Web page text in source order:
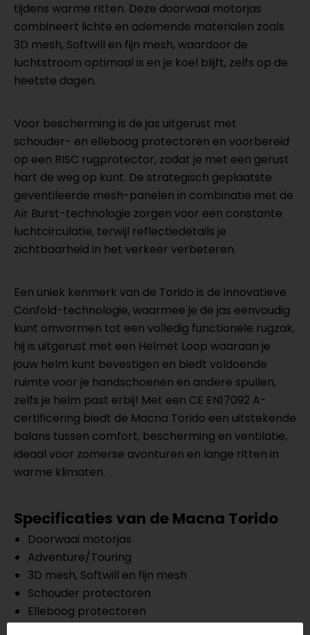
tijdens warme ritten. Deze doorwaai motorjas
combineert lichte en ademende materialen zoals
3D mesh, Softwill en fijn mesh, waardoor de
luchtstroom optimaal is en je koel blijft, zelfs op de
heetste dagen.
Voor bescherming is de jas uitgerust met
schouder- en elleboog protectoren en voorbereid
op een RISC rugprotector, zodat je met een gerust
hart de weg op kunt. De strategisch geplaatste
geventileerde mesh-panelen in combinatie met de
Air Burst-technologie zorgen voor een constante
luchtcirculatie, terwijl reflectiedetails je
zichtbaarheid in het verkeer verbeteren.
Een uniek kenmerk van de Torido is de innovatieve
Confold-technologie, waarmee je de jas eenvoudig
kunt omvormen tot een volledig functionele rugzak,
hij is uitgerust met een Helmet Loop waaraan je
jouw helm kunt bevestigen en biedt voldoende
ruimte voor je handschoenen en andere spullen,
zelfs je helm past erbij! Met een CE EN17092 A-
certificering biedt de Macna Torido een uitstekende
balans tussen comfort, bescherming en ventilatie,
ideaal voor zomerse avonturen en lange ritten in
warme klimaten.
Specificaties van de Macna Torido
Doorwaai motorjas
Adventure/Touring
3D mesh, Softwill en fijn mesh
Schouder protectoren
Elleboog protectoren